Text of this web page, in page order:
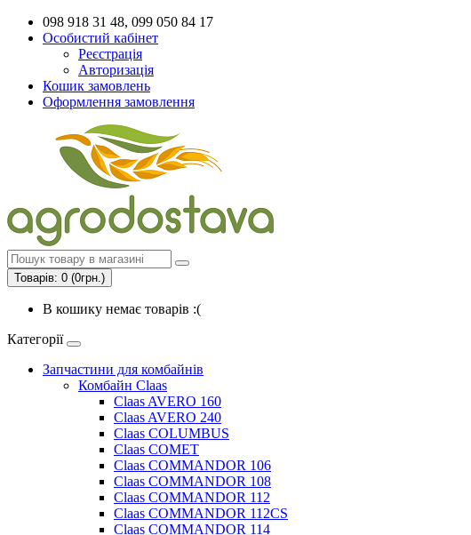
098 918 31 48, 099 050 84 17
Особистий кабінет
Реєстрація
Авторизація
Кошик замовлень
Оформлення замовлення
Товарів: 0 (0грн.)
В кошику немає товарів :(
Категорії
Запчастини для комбайнів
Комбайн Claas
Claas AVERO 160
Claas AVERO 240
Claas COLUMBUS
Claas COMET
Claas COMMANDOR 106
Claas COMMANDOR 108
Claas COMMANDOR 112
Claas COMMANDOR 112CS
Claas COMMANDOR 114